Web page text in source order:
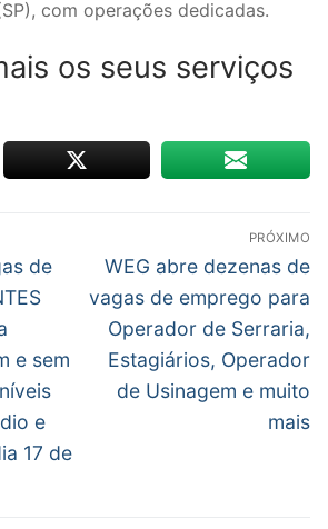
com operações dedicadas.
os seus serviços
de
e sem
e
17 de
PRÓXIMO
Próximo
post:
WEG abre dezenas de
vagas de emprego para
Operador de Serraria,
Estagiários, Operador
de Usinagem e muito
mais